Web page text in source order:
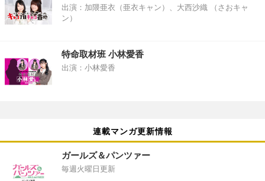
出演：加隈亜衣（亜衣キャン）、大西沙織 （さおキャ
ン）
特命取材班 小林愛香
出演：小林愛香
連載マンガ更新情報
ガールズ＆パンツァー
毎週火曜日更新